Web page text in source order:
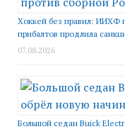
Хоккей без правил: ИИХФ
прибалтов продлила
07.08.2026
Большой седан Buick